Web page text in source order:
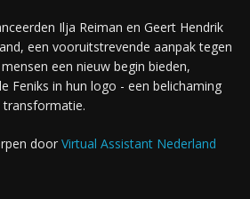
Ilja Reiman en Geert Hendrik
een vooruitstrevende aanpak tegen
een nieuw begin bieden,
Feniks in hun logo - een belichaming
door Virtual Assistant Nederland